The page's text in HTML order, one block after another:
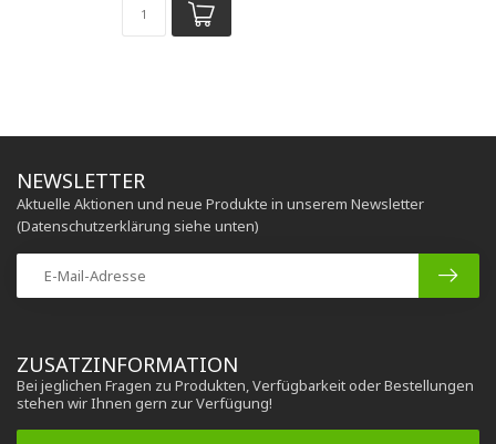
ZUSATZINFORMATION
Bei jeglichen Fragen zu Produkten, Verfügbarkeit oder Bestellungen
stehen wir Ihnen gern zur Verfügung!
NEWSLETTER
Aktuelle Aktionen und neue Produkte in unserem Newsletter
(Datenschutzerklärung siehe unten)